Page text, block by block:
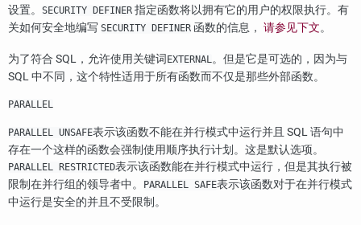
设置。
SECURITY DEFINER 指定函数将以拥有它的用户的权限执行。有
关如何安全地编写 SECURITY DEFINER 函数的信息， 请参见下文。
为了符合 SQL，允许使用关键词 EXTERNAL。但是它是可选的，因为与
SQL 中不同，这个特性适用于所有函数而不仅是那些外部函数。
PARALLEL
PARALLEL UNSAFE表示该函数不能在并行模式中运行并且 SQL 语句中
存在一个这样的函数会强制使用顺序执行计划。这是默认选项。
PARALLEL RESTRICTED表示该函数能在并行模式中运行，但是其执行被
限制在并行组的领导者中。
PARALLEL SAFE表示该函数对于在并行模式
中运行是安全的并且不受限制。